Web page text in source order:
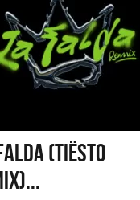
(TIËSTO